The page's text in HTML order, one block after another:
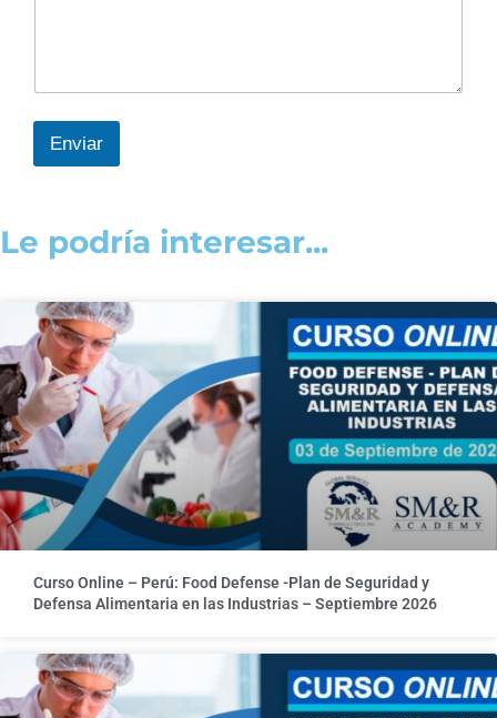
Enviar
Le podría interesar...
Curso Online – Perú: Food Defense -Plan de Seguridad y
Defensa Alimentaria en las Industrias – Septiembre 2026